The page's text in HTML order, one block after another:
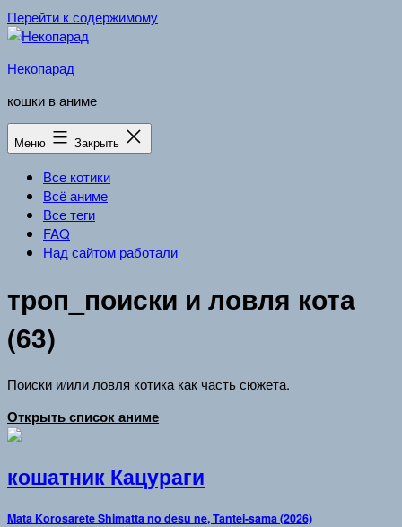
Перейти к содержимому
Некопарад
кошки в аниме
Меню Закрыть
Все котики
Всё аниме
Все теги
FAQ
Над сайтом работали
троп_поиски и ловля кота
(63)
Поиски и/или ловля котика как часть сюжета.
Открыть список аниме
кошатник Кацураги
Mata Korosarete Shimatta no desu ne, Tantei-sama (2026)